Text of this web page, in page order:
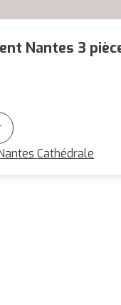
Nantes 3
8.96 M²
Cathédrale